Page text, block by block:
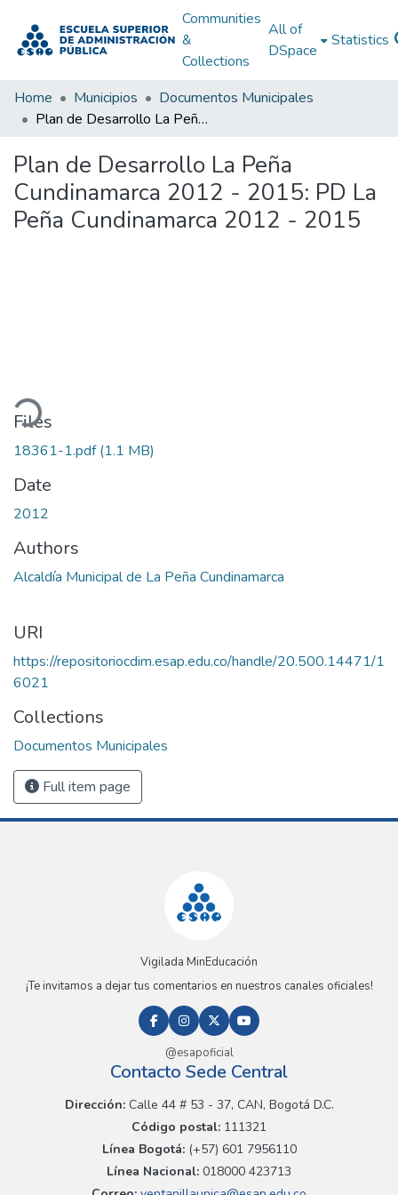
Communities
&
Collections
All of
DSpace
Statistics
Home Municipios
Documentos Municipales
Plan de Desarrollo La Peña Cundinamarca 2012 - 2015: PD La Peña Cundinamarca 2012 - 2015
Plan de Desarrollo La Peña
Cundinamarca 2012 - 2015: PD La
Peña Cundinamarca 2012 - 2015
Files
18361-1.pdf(1.1 MB)
Date
2012
Authors
Alcaldía Municipal de La Peña Cundinamarca
URI
https://repositoriocdim.esap.edu.co/handle/20.500.14471/1
6021
Collections
Documentos Municipales
Full item page
Vigilada MinEducación
¡Te invitamos a dejar tus comentarios en nuestros canales oficiales!
@esapoficial
Contacto Sede Central
Dirección:Calle 44 # 53 - 37, CAN, Bogotá D.C.
Código postal: 111321
Línea Bogotá:(+57) 601 7956110
Línea Nacional: 018000 423713